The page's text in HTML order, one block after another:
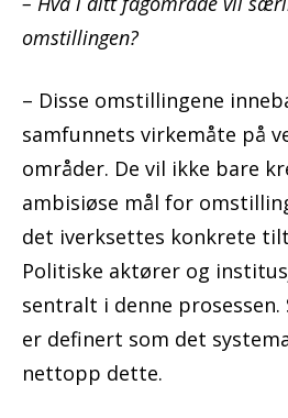
omstillingen?
– Disse omstillingene
samfunnets virkemåte på
områder. De vil ikke bare
ambisiøse mål for
det iverksettes konkrete
Politiske aktører og
sentralt i denne
er definert som det
nettopp dette.